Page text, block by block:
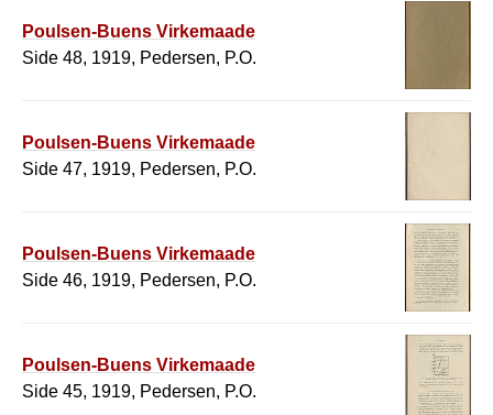
Poulsen-Buens Virkemaade
Side 48, 1919, Pedersen, P.O.
Poulsen-Buens Virkemaade
Side 47, 1919, Pedersen, P.O.
Poulsen-Buens Virkemaade
Side 46, 1919, Pedersen, P.O.
Poulsen-Buens Virkemaade
Side 45, 1919, Pedersen, P.O.